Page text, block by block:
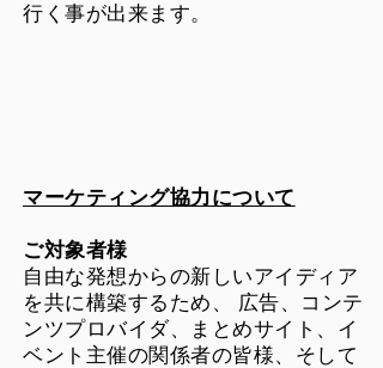
行く事が出来ます。
マーケティング協力について
ご対象者様
自由な発想からの新しいアイディア
を共に構築するため、 広告、コンテ
ンツプロバイダ、まとめサイト、イ
ベント主催の関係者の皆様、そして